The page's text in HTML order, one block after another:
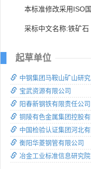
本标准修改采用ISO
采标中文名称:铁矿石
起草单位
中钢集团马鞍山矿山研
宝武资源有限公司
阳春新钢铁有限责任公司
铜陵有色金属集团控股
中国检验认证集团河北
衡阳华菱钢管有限公司
冶金工业标准信息研究院